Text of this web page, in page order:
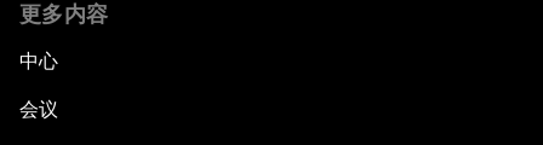
更多内容
中心
会议